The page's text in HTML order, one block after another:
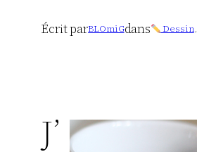
Écrit parBLOmiGdans Dessin,
J’